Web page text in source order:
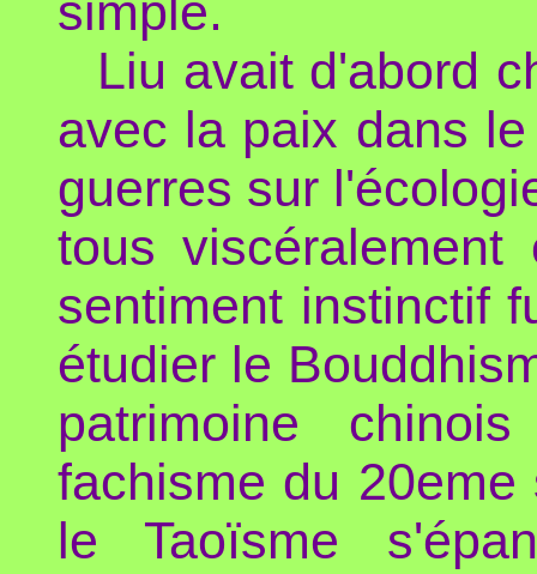
simple.
Liu avait d'abord
avec la paix dans
guerres sur
tous
sentiment instinctif
étudier le
patrimoine
fachisme du
le Taoïsme